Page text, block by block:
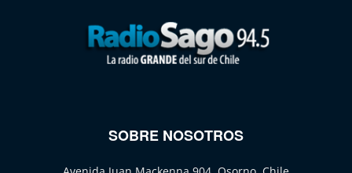
SOBRE NOSOTROS